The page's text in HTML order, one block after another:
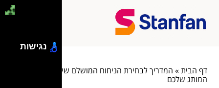
דף הבית» המדריך לבחירת הניחוח המושלם שישקף את ערכי
המותג שלכם
נגישות